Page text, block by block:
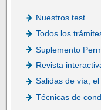
Nuestros test
Todos los
Suplemento
Revista
Salidas de vía,
Técnicas de